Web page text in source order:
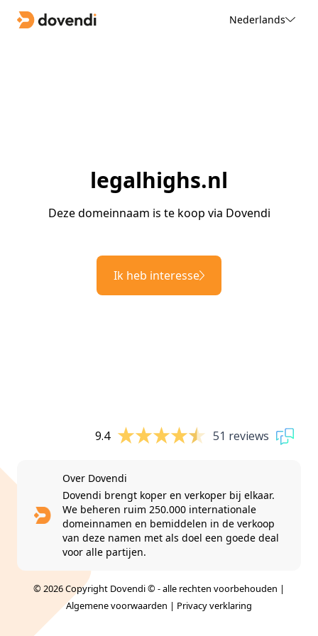
Nederlands
legalhighs.nl
Deze domeinnaam is te koop via Dovendi
Ik heb interesse
9.4 51 reviews
Over Dovendi
Dovendi brengt koper en verkoper bij elkaar.
We beheren ruim 250.000 internationale
domeinnamen en bemiddelen in de verkoop
van deze namen met als doel een goede deal
voor alle partijen.
© 2026 Copyright Dovendi © - alle rechten voorbehouden |
Algemene voorwaarden | Privacy verklaring